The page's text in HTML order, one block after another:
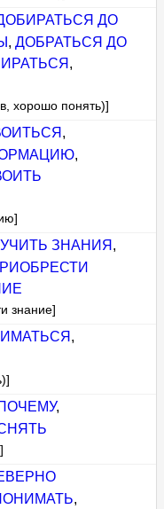
ДО
,ДОБРАТЬСЯ ДО
,
хорошо понять)]
,
,
ЗНАНИЯ ,
знание]
,
,
,